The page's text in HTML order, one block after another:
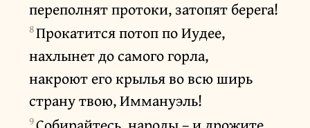
переполнят протоки, затопят берега!
8Прокатится потоп по Иудее,
нахлынет до самого горла,
накроют его крылья во всю ширь
страну твою, Иммануэль!
9